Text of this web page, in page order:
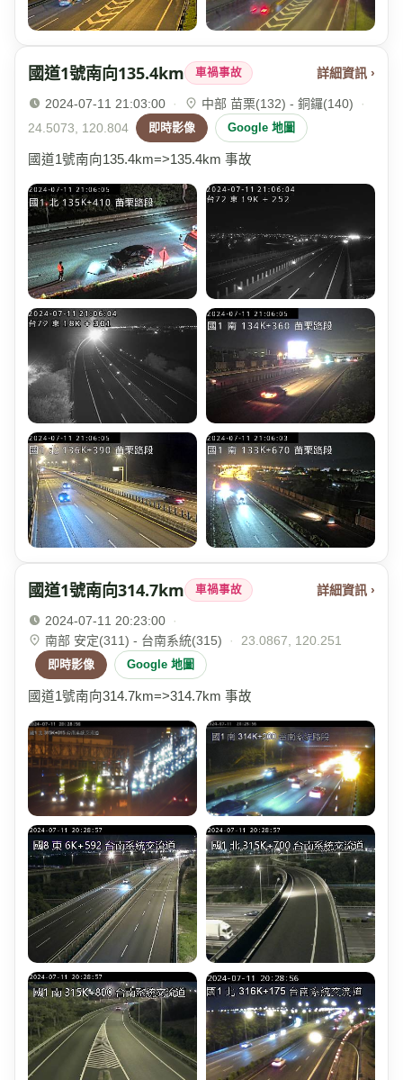
國道1號南向135.4km 車禍事故 詳細資訊 ›
2024-07-11 21:03:00 · 中部 苗栗(132) - 銅鑼(140)
·
24.5073, 120.804
即時影像 Google 地圖
國道1號南向135.4km=>135.4km 事故
國道1號南向314.7km 車禍事故 詳細資訊 ›
2024-07-11 20:23:00
·
南部 安定(311) - 台南系統(315)
· 23.0867, 120.251
即時影像 Google 地圖
國道1號南向314.7km=>314.7km 事故